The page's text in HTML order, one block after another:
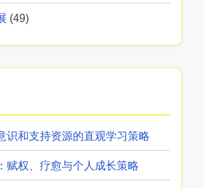
(49)
识和支持资源的直观学习策略
赋权、疗愈与个人成长策略